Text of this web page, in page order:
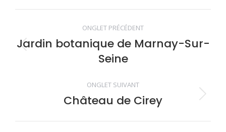
Facebook
X
PinterestLinkedIn
Navigation
de
commentaire
ONGLET PRÉCÉDENT
Onglet
précédent
Jardin botanique de Marnay-Sur-
Seine
ONGLET SUIVANT
Onglet
Château de Cirey